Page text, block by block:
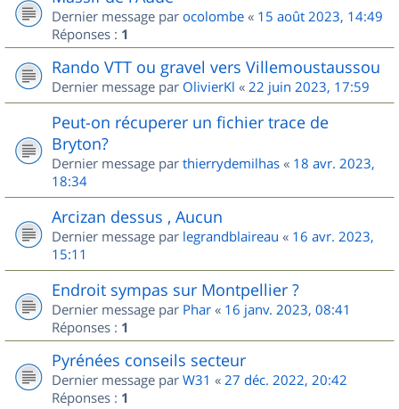
Dernier message par ocolombe « 15 août 2023, 14:49
Réponses : 1
Rando VTT ou gravel vers Villemoustaussou
Dernier message par OlivierKl « 22 juin 2023, 17:59
Peut-on récuperer un fichier trace de
Bryton?
Dernier message par thierrydemilhas « 18 avr. 2023,
18:34
Arcizan dessus , Aucun
Dernier message par legrandblaireau « 16 avr. 2023,
15:11
Endroit sympas sur Montpellier ?
Dernier message par Phar « 16 janv. 2023, 08:41
Réponses : 1
Pyrénées conseils secteur
Dernier message par W31 « 27 déc. 2022, 20:42
Réponses : 1